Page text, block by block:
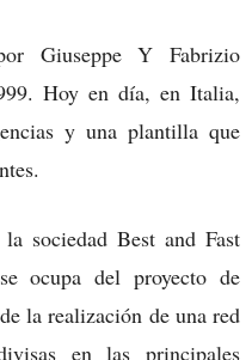
Giuseppe Y Fabrizio
Hoy en día, en Italia,
y una plantilla que
sociedad Best and Fast
ocupa del proyecto de
la realización de una red
en las principales